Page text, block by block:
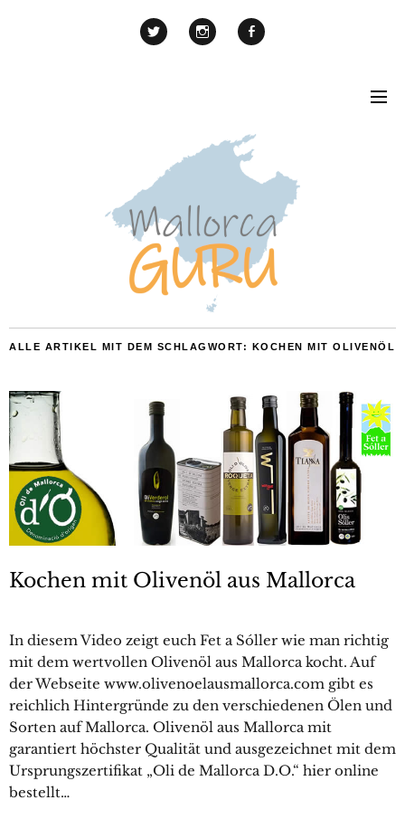
ALLE ARTIKEL MIT DEM SCHLAGWORT: KOCHEN MIT OLIVENÖL
Kochen mit Olivenöl aus Mallorca
In diesem Video zeigt euch Fet a Sóller wie man richtig
mit dem wertvollen Olivenöl aus Mallorca kocht. Auf
der Webseite www.olivenoelausmallorca.com gibt es
reichlich Hintergründe zu den verschiedenen Ölen und
Sorten auf Mallorca. Olivenöl aus Mallorca mit
garantiert höchster Qualität und ausgezeichnet mit dem
Ursprungszertifikat „Oli de Mallorca D.O.“ hier online
bestellt…